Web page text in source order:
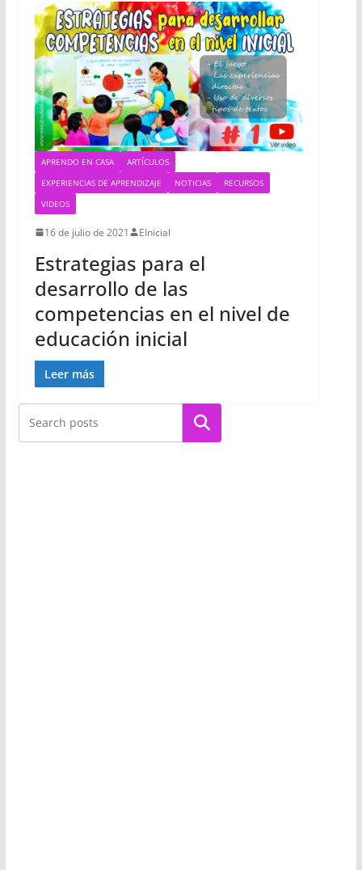
APRENDO EN CASA
ARTÍCULOS
EXPERIENCIAS DE APRENDIZAJE
NOTICIAS
RECURSOS
VIDEOS
16 de julio de 2021 EInicial
Estrategias para el
desarrollo de las
competencias en el nivel de
educación inicial
Leer más
Buscar